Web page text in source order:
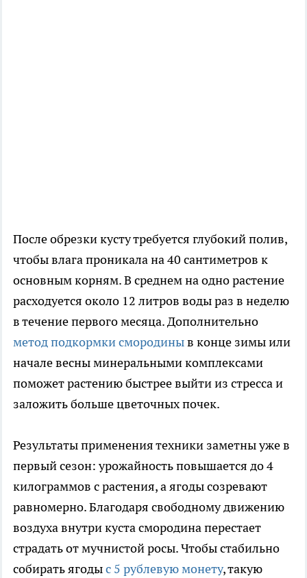
После обрезки кусту требуется глубокий полив,
чтобы влага проникала на 40 сантиметров к
основным корням. В среднем на одно растение
расходуется около 12 литров воды раз в неделю
в течение первого месяца. Дополнительно
метод подкормки смородиныв конце зимы или
начале весны минеральными комплексами
поможет растению быстрее выйти из стресса и
заложить больше цветочных почек.
Результаты применения техники заметны уже в
первый сезон: урожайность повышается до 4
килограммов с растения, а ягоды созревают
равномерно. Благодаря свободному движению
воздуха внутри куста смородина перестает
страдать от мучнистой росы. Чтобы стабильно
собирать ягодыс 5 рублевую монету, такую